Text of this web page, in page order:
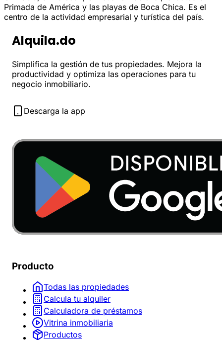
Primada de América y las playas de Boca Chica. Es el
centro de la actividad empresarial y turística del país.
Alquila.do
Simplifica la gestión de tus propiedades. Mejora la
productividad y optimiza las operaciones para tu
negocio inmobiliario.
Descarga la app
Producto
Todas las propiedades
Calcula tu alquiler
Calculadora de préstamos
Vitrina inmobiliaria
Productos